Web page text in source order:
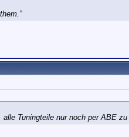
Tuningteile nur noch per ABE zu